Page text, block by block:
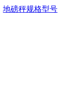
地磅秤规格型号